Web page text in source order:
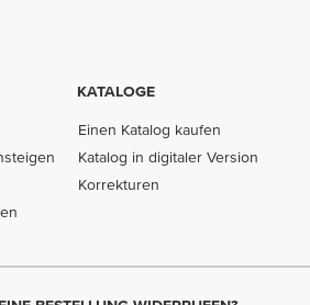
KATALOGE
Einen Katalog kaufen
Katalog in digitaler Version
Korrekturen